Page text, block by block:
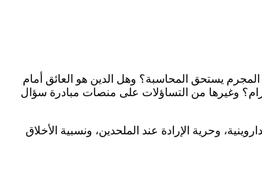
يستحق المحاسبة؟ وهل الدين هو العائق أمام
وغيرها من التساؤلات على منصات مبادرة سؤال
وحرية الإرادة عند الملحدين، ونسبية الأخلاق